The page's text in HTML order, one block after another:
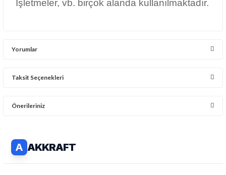
Yorumlar
Taksit Seçenekleri
Önerileriniz
Bu ürünün fiyat bilgisi, resim, ürün açıklamalarında ve diğer
konularda yetersiz gördüğünüz noktaları öneri formunu kullanarak
tarafımıza iletebilirsiniz.